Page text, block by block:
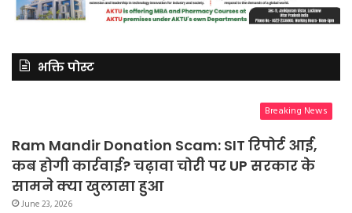
भक्ति पोस्ट
Breaking News
Ram Mandir Donation Scam: SIT रिपोर्ट आई,
कब होगी कार्रवाई? चढ़ावा चोरी पर UP सरकार के
सामने क्या खुलासा हुआ
June 23, 2026